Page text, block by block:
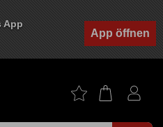
App
App öffnen